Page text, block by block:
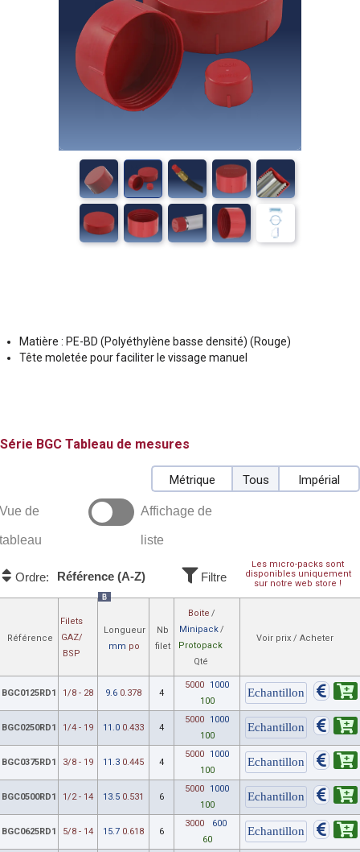
Matière : PE-BD (Polyéthylène basse densité) (Rouge)
Tête moletée pour faciliter le vissage manuel
BGC Tableau de mesures
Métrique Tous Impérial
Vue de
tableau
Affichage de
liste
Les micro-packs sont
disponibles uniquement
sur notre web store !
Ordre: Référence (A-Z) Filtre
Référence
Filets
GAZ/
BSP
B
Longueur
mm po
Nb
filet
Boite /
Minipack/
Protopack
Qté
Voir prix / Acheter
BGC0125RD1 1/8 - 28 9.6 0.378 4
5000
1000
100
BGC0250RD1 1/4 - 19 11.0 0.433 4
5000
1000
100
BGC0375RD1 3/8 - 19 11.3 0.445 4
5000
1000
100
BGC0500RD1 1/2 - 14 13.5 0.531 6
5000
1000
100
BGC0625RD1 5/8 - 14 15.7 0.618 6
3000
600
60